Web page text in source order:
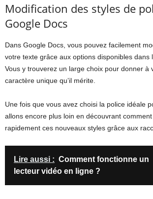
Modification des styles de
Google Docs
Dans Google Docs, vous pouvez facilement
votre texte grâce aux options disponibles dans
Vous y trouverez un large choix pour donner à
caractère unique qu’il mérite.
Une fois que vous avez choisi la police idéale
allons encore plus loin en découvrant
rapidement ces nouveaux styles grâce aux
Lire aussi : Comment fonctionne un
lecteur vidéo en ligne ?